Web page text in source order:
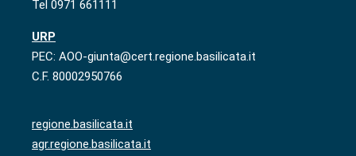
Tel 0971 661111
URP
PEC: AOO-giunta@cert.regione.basilicata.it
C.F. 80002950766
regione.basilicata.it
agr.regione.basilicata.it